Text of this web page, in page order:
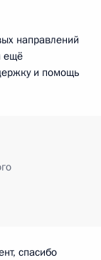
направлений
ещё
и помощь
спасибо